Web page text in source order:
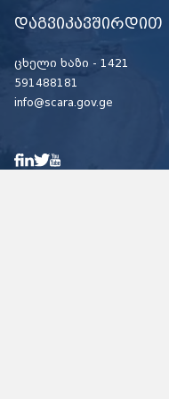
დაგვიკავშირდით
ცხელი ხაზი - 1421
591488181
info@scara.gov.ge